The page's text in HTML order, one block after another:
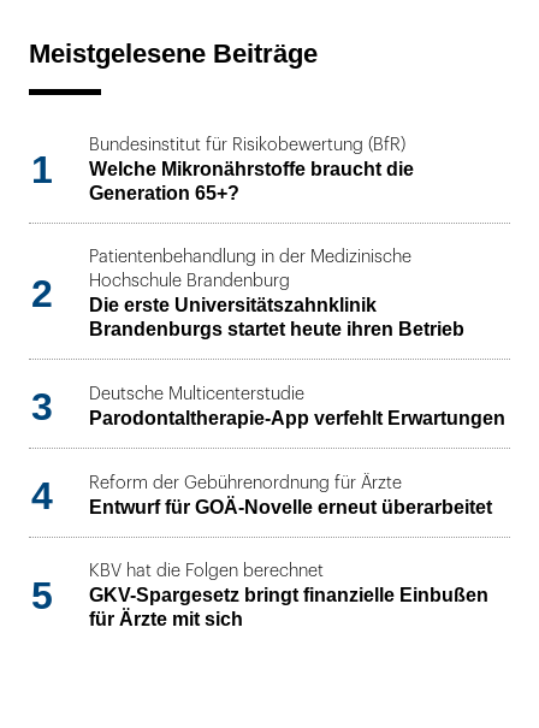
Meistgelesene Beiträge
1
Bundesinstitut für Risikobewertung (BfR)
Welche Mikronährstoffe braucht die
Generation 65+?
2
Patientenbehandlung in der Medizinische
Hochschule Brandenburg
Die erste Universitätszahnklinik
Brandenburgs startet heute ihren Betrieb
3 Deutsche Multicenterstudie
Parodontaltherapie-App verfehlt Erwartungen
4 Reform der Gebührenordnung für Ärzte
Entwurf für GOÄ-Novelle erneut überarbeitet
5
KBV hat die Folgen berechnet
GKV-Spargesetz bringt finanzielle Einbußen
für Ärzte mit sich